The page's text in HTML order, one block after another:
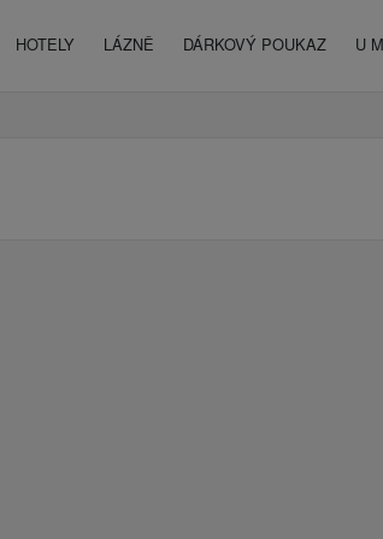
HOTELY LÁZNĚ DÁRKOVÝ POUKAZ U